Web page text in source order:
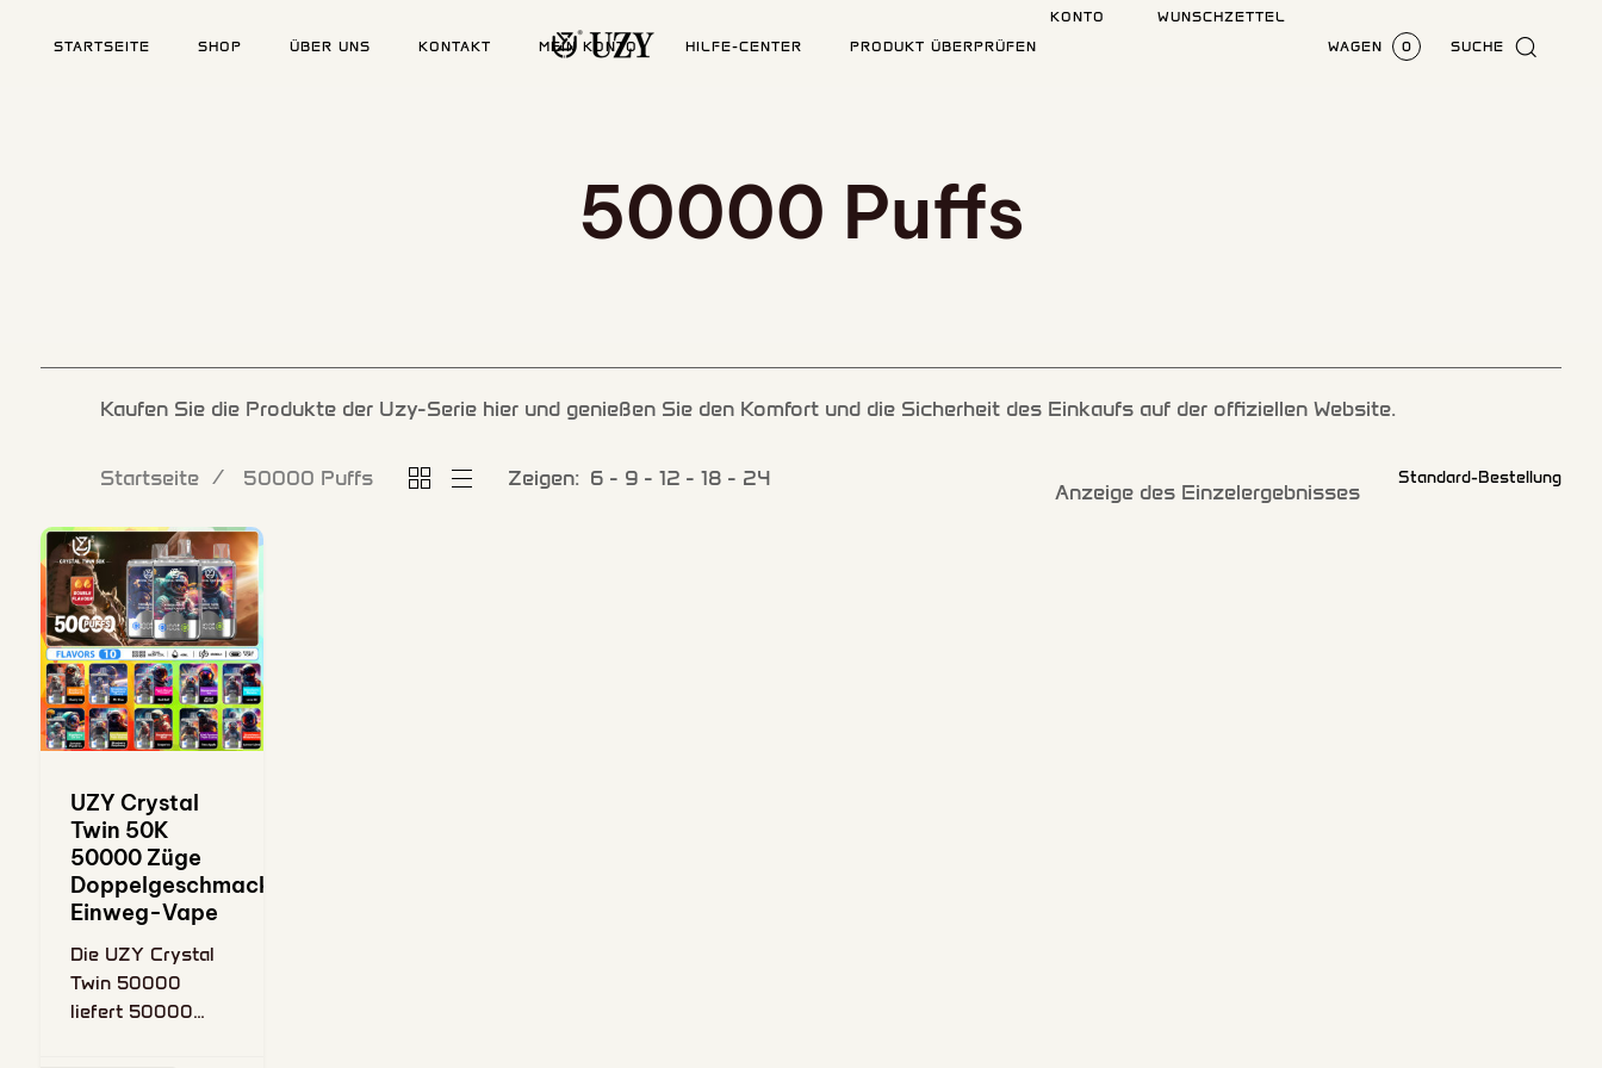
STARTSEITE SHOP ÜBER UNS KONTAKT MEIN KONTO HILFE-CENTER PRODUKT ÜBERPRÜFEN
KONTO
WUNSCHZETTEL
WAGEN
0 SUCHE
50000 Puffs
Kaufen Sie die Produkte der Uzy-Serie hier und genießen Sie den Komfort und die Sicherheit des Einkaufs auf der offiziellen Website.
Startseite 50000 Puffs Zeigen: 6 9 12 18 24
Anzeige des Einzelergebnisses
UZY Crystal
Twin 50K
50000 Züge
Doppelgeschmack
Einweg-Vape
Die UZY Crystal
Twin 50000
liefert 50000